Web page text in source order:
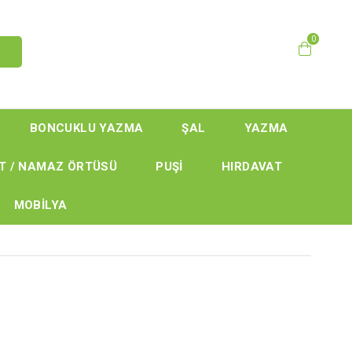
0
BONCUKLU YAZMA ŞAL YAZMA
/ NAMAZ ÖRTÜSÜ PUŞİ HIRDAVAT
MOBİLYA